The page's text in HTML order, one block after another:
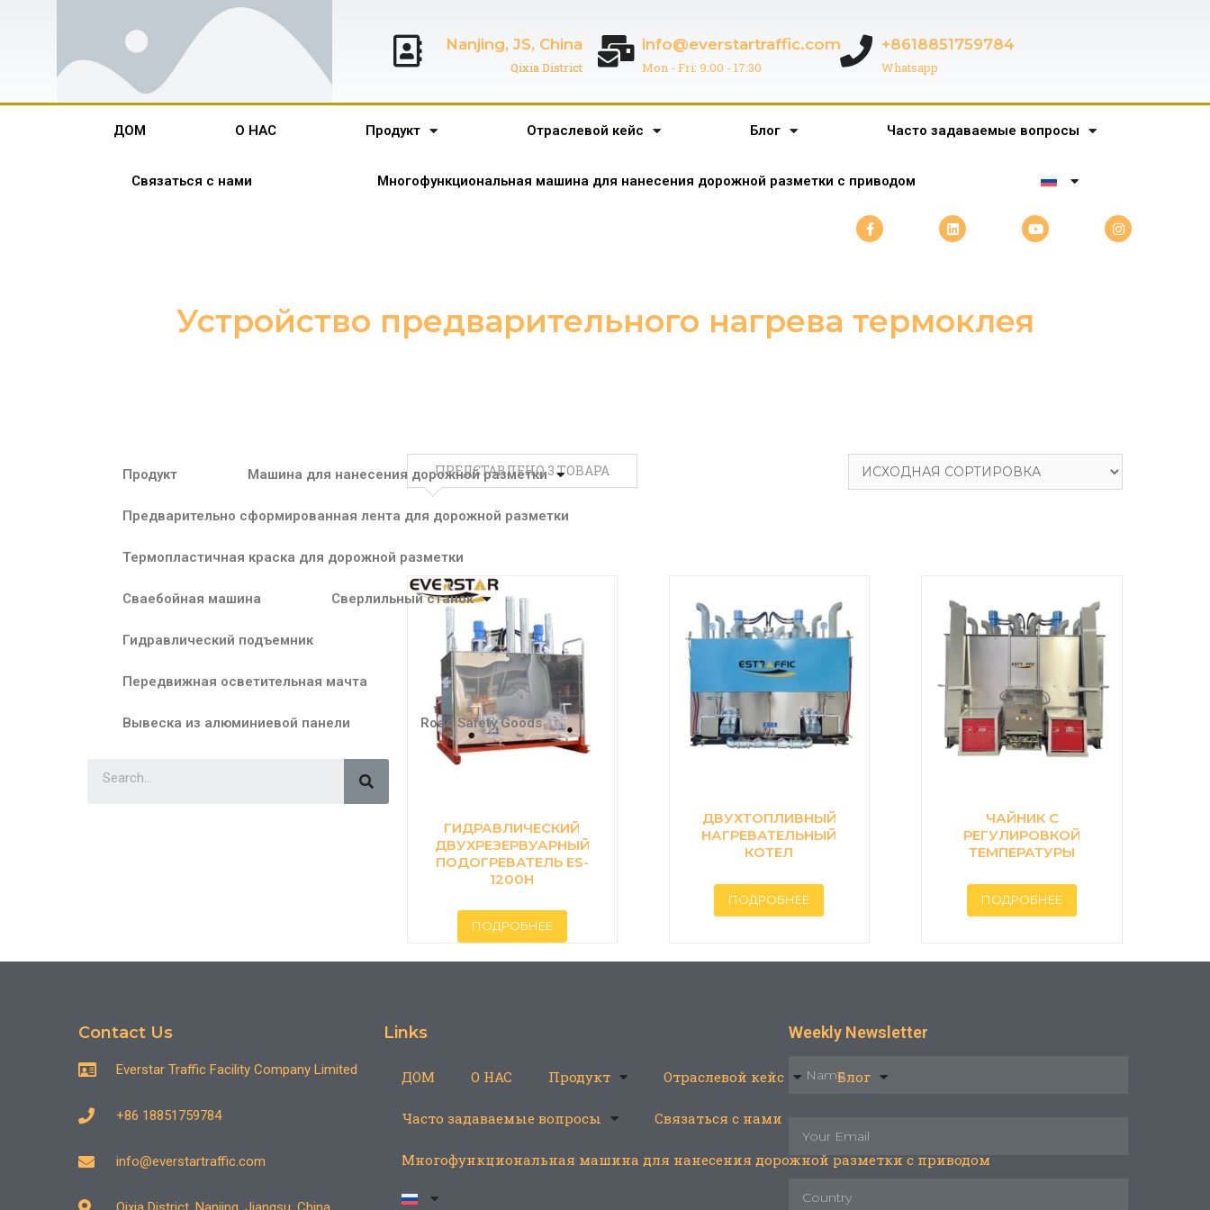
Nanjing, JS, China
Qixia District
info@everstartraffic.com
Mon - Fri: 9:00 - 17:30
+8618851759784
Whatsapp
ДОМ О НАС Продукт Отраслевой кейс Блог Часто задаваемые вопросы
Связаться с нами Многофункциональная машина для нанесения дорожной разметки с приводом
Устройство предварительного нагрева термоклея
Продукт Машина для нанесения дорожной разметки
Предварительно сформированная лента для дорожной разметки
Термопластичная краска для дорожной разметки
Сваебойная машина Сверлильный станок
Гидравлический подъемник
Передвижная осветительная мачта
Вывеска из алюминиевой панели Road Safety Goods
ПРЕДСТАВЛЕНО 3 ТОВАРА
ГИДРАВЛИЧЕСКИЙ
ДВУХРЕЗЕРВУАРНЫЙ
ПОДОГРЕВАТЕЛЬ ES-
1200H
ПОДРОБНЕЕ
ДВУХТОПЛИВНЫЙ
НАГРЕВАТЕЛЬНЫЙ
КОТЕЛ
ПОДРОБНЕЕ
ЧАЙНИК С
РЕГУЛИРОВКОЙ
ТЕМПЕРАТУРЫ
ПОДРОБНЕЕ
Contact Us
Everstar Traffic Facility Company Limited
+86 18851759784
info@everstartraffic.com
Links
ДОМ О НАС Продукт Отраслевой кейс Блог
Часто задаваемые вопросы Связаться с нами
Многофункциональная машина для нанесения дорожной разметки с приводом
Weekly Newsletter